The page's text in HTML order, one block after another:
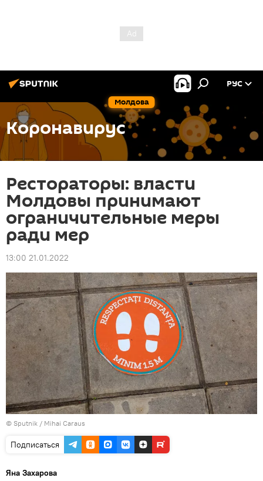
Молдова
РУС
Коронавирус
Рестораторы: власти
Молдовы принимают
ограничительные меры
ради мер
13:00 21.01.2022
© Sputnik / Mihai Caraus
Подписаться
Яна Захарова